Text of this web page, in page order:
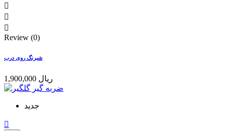



Review (0)
شبرنگ روی درب
1,900,000 ریال
جدید
